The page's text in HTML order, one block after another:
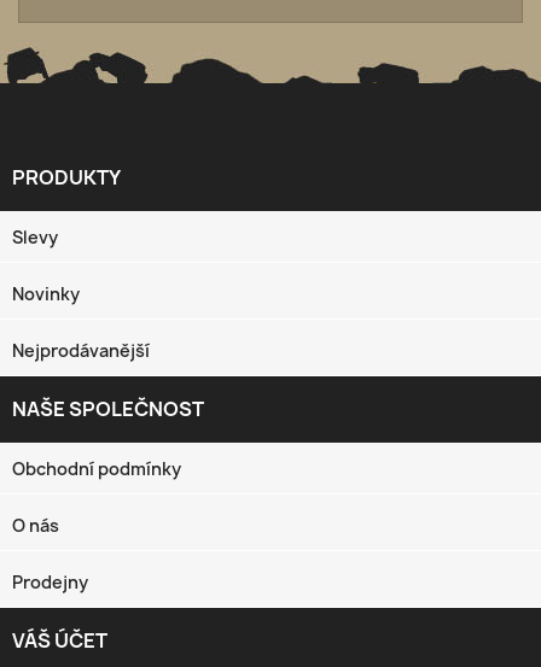
PRODUKTY
Slevy
Novinky
Nejprodávanější
NAŠE SPOLEČNOST
Obchodní podmínky
O nás
Prodejny
VÁŠ ÚČET